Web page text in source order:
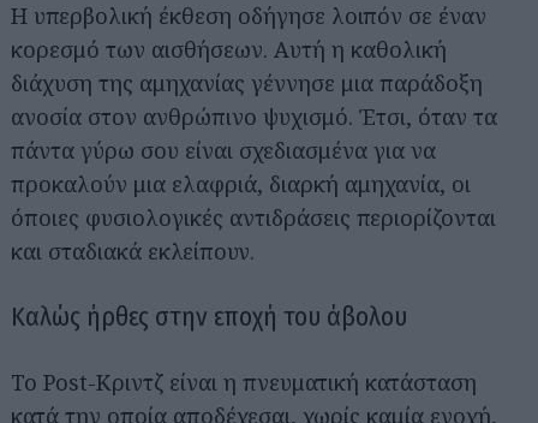
Η υπερβολική έκθεση οδήγησε λοιπόν σε έναν
κορεσμό των αισθήσεων. Αυτή η καθολική
διάχυση της αμηχανίας γέννησε μια παράδοξη
ανοσία στον ανθρώπινο ψυχισμό. Έτσι, όταν τα
πάντα γύρω σου είναι σχεδιασμένα για να
προκαλούν μια ελαφριά, διαρκή αμηχανία, οι
όποιες φυσιολογικές αντιδράσεις περιορίζονται
και σταδιακά εκλείπουν.
Καλώς ήρθες στην εποχή του άβολου
Το Post-Κριντζ είναι η πνευματική κατάσταση
κατά την οποία αποδέχεσαι, χωρίς καμία ενοχή,